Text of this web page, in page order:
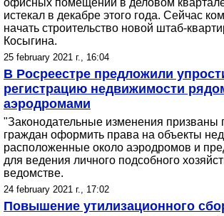
офисных помещений в деловом квартале
истекал в декабре этого года. Сейчас
начать строительство новой штаб-
Косыгина.
25 february 2021 г., 16:04
В Росреестре предложили
регистрацию недвижимости
аэродромами
"Законодательные изменения призваны
граждан оформить права на объекты
расположенные около аэродромов и
для ведения личного подсобного
ведомстве.
24 february 2021 г., 17:02
Повышение утилизационного